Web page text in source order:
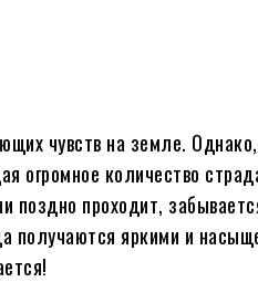
чувств на земле.
огромное количество
проходит,
получаются яркими и